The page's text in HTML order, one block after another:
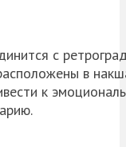
с
в
к